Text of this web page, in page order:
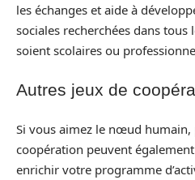
les échanges et aide à
sociales recherchées dans tous
soient scolaires ou
Autres jeux de
Si vous aimez le nœud
coopération peuvent
enrichir votre programme